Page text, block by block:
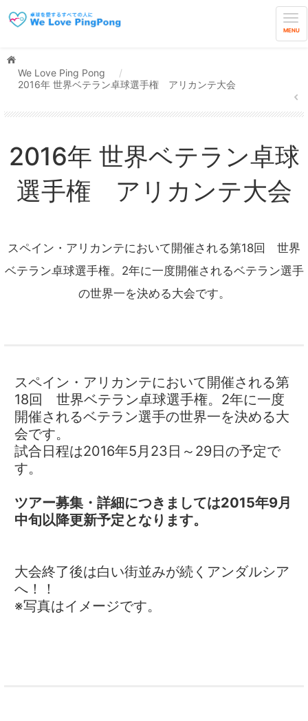
MENU
We Love Ping Pong
/
2016年 世界ベテラン卓球選手権 アリカンテ大会
2016年 世界ベテラン卓球
選手権 アリカンテ大会
スペイン・アリカンテにおいて開催される第18回 世界
ベテラン卓球選手権。2年に一度開催されるベテラン選手
の世界一を決める大会です。
スペイン・アリカンテにおいて開催される第
18回 世界ベテラン卓球選手権。2年に一度
開催されるベテラン選手の世界一を決める大
会です。
試合日程は2016年5月23日～29日の予定で
す。
ツアー募集・詳細につきましては2015年9月
中旬以降更新予定となります。
大会終了後は白い街並みが続くアンダルシア
へ！！
※写真はイメージです。